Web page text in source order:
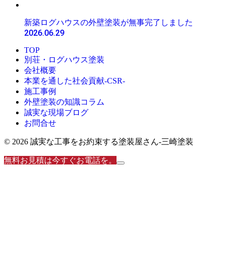
新築ログハウスの外壁塗装が無事完了しました
2026.06.29
TOP
別荘・ログハウス塗装
会社概要
本業を通した社会貢献-CSR-
施工事例
外壁塗装の知識コラム
誠実な現場ブログ
お問合せ
© 2026 誠実な工事をお約束する塗装屋さん‐三崎塗装
無料お見積は今すぐお電話を。